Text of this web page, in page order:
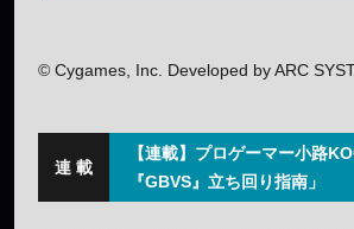
© Cygames, Inc. Developed by ARC
【連載】プロゲーマー小路
『GBVS』立ち回り指南」